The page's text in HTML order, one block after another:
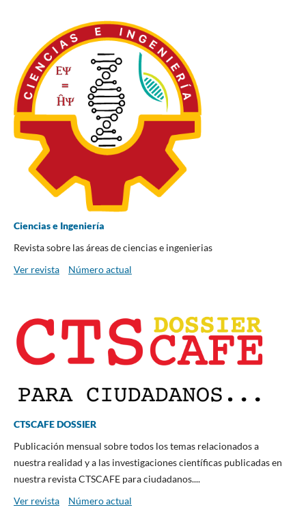
Ciencias e Ingeniería
Revista sobre las áreas de ciencias e ingenierias
Ver revista
Número actual
CTSCAFE DOSSIER
Publicación mensual sobre todos los temas relacionados a
nuestra realidad y a las investigaciones científicas publicadas en
nuestra revista CTSCAFE para ciudadanos....
Ver revista
Número actual